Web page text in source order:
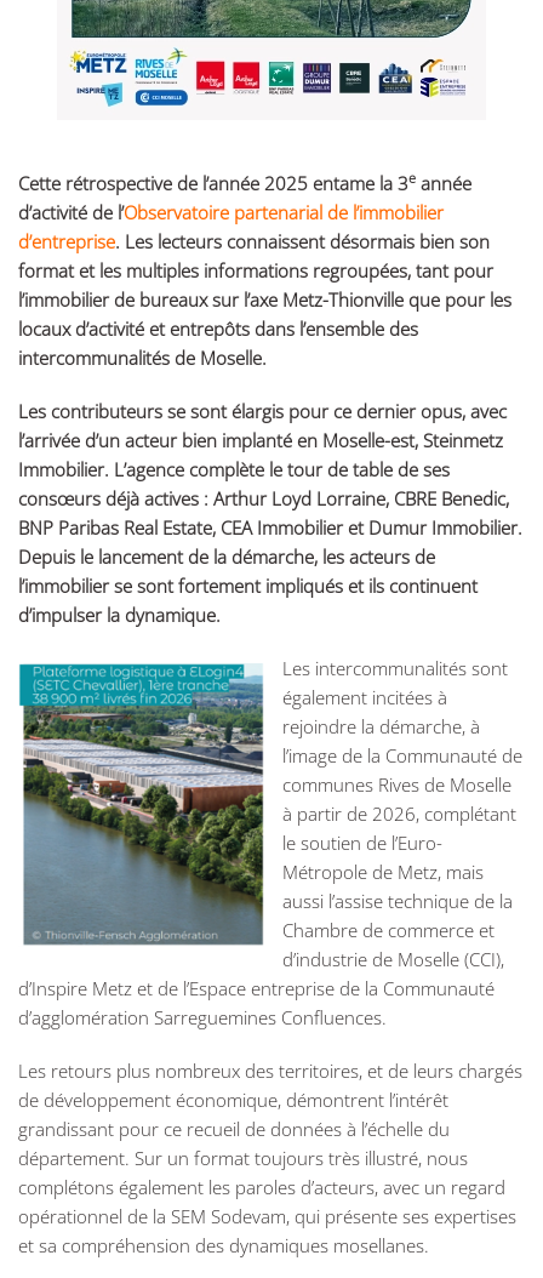
Cette rétrospective de l’année 2025 entame la 3e année
d’activité de l’Observatoire partenarial de l’immobilier
d’entreprise. Les lecteurs connaissent désormais bien son
format et les multiples informations regroupées, tant pour
l’immobilier de bureaux sur l’axe Metz-Thionville que pour les
locaux d’activité et entrepôts dans l’ensemble des
intercommunalités de Moselle.
Les contributeurs se sont élargis pour ce dernier opus, avec
l’arrivée d’un acteur bien implanté en Moselle-est, Steinmetz
Immobilier. L’agence complète le tour de table de ses
consœurs déjà actives : Arthur Loyd Lorraine, CBRE Benedic,
BNP Paribas Real Estate, CEA Immobilier et Dumur Immobilier.
Depuis le lancement de la démarche, les acteurs de
l’immobilier se sont fortement impliqués et ils continuent
d’impulser la dynamique.
Les intercommunalités sont
également incitées à
rejoindre la démarche, à
l’image de la Communauté de
communes Rives de Moselle
à partir de 2026, complétant
le soutien de l’Euro-
Métropole de Metz, mais
aussi l’assise technique de la
Chambre de commerce et
d’industrie de Moselle (CCI),
d’Inspire Metz et de l’Espace entreprise de la Communauté
d’agglomération Sarreguemines Confluences.
Les retours plus nombreux des territoires, et de leurs chargés
de développement économique, démontrent l’intérêt
grandissant pour ce recueil de données à l’échelle du
département. Sur un format toujours très illustré, nous
complétons également les paroles d’acteurs, avec un regard
opérationnel de la SEM Sodevam, qui présente ses expertises
et sa compréhension des dynamiques mosellanes.